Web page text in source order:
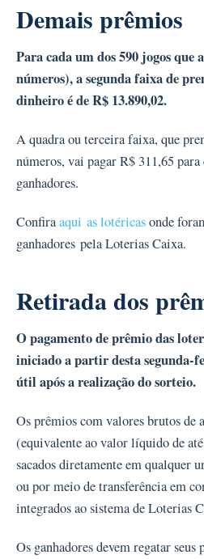
Demais prêmios
Para cada um dos 590 jogos
números), a segunda faixa de
dinheiro é de R$ 13.890,02.
A quadra ou terceira faixa, que
números, vai pagar R$ 311,65 para
ganhadores.
Confiraaqui as lotéricasonde
ganhadores pela Loterias Caixa.
Retirada dos
O pagamento de prêmio das
iniciado a partir desta segunda-
útil após a realização do sorteio.
Os prêmios com valores brutos de
(equivalente ao valor líquido de
sacados diretamente em qualquer
ou por meio de transferência em
integrados ao sistema de Loterias
Os ganhadores devem regatar